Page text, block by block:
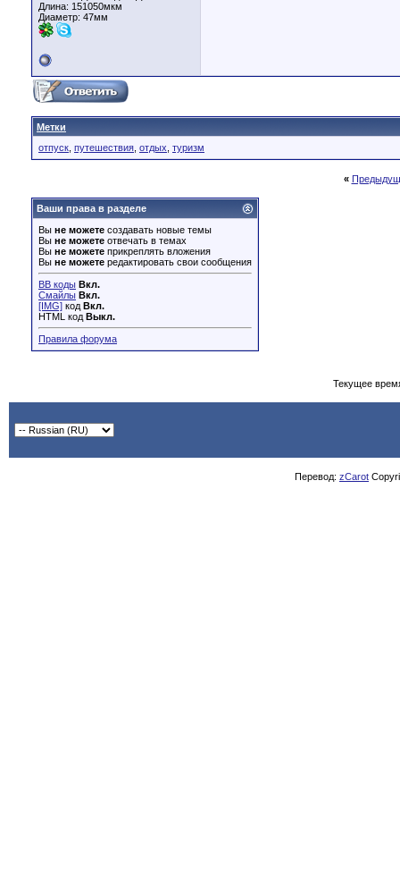
Длина: 151050мкм
Диаметр: 47мм
Метки
отпуск путешествия отдых туризм
«
Ваши права в разделе
Вы не можете создавать новые темы
Вы не можете отвечать в темах
Вы не можете прикреплять вложения
Вы не можете редактировать свои сообщения
BB коды Вкл.
Смайлы Вкл.
[IMG] код Вкл.
HTML код Выкл.
Правила форума
Текущее
Перевод: zCarot